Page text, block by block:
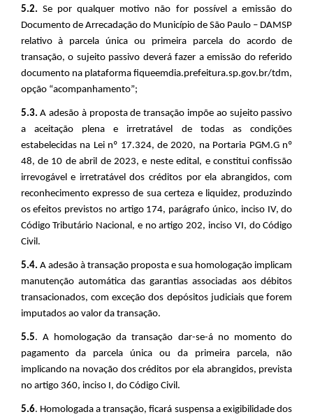
5.2. Se por qualquer motivo não for possível a emissão do
Documento de Arrecadação do Município de São Paulo – DAMSP
relativo à parcela única ou primeira parcela do acordo de
transação, o sujeito passivo deverá fazer a emissão do referido
documento na plataforma fiqueemdia.prefeitura.sp.gov.br/tdm,
opção “acompanhamento”;
5.3. A adesão à proposta de transação impõe ao sujeito passivo
a aceitação plena e irretratável de todas as condições
estabelecidas na Lei nº 17.324, de 2020, na Portaria PGM.G nº
48, de 10 de abril de 2023, e neste edital, e constitui confissão
irrevogável e irretratável dos créditos por ela abrangidos, com
reconhecimento expresso de sua certeza e liquidez, produzindo
os efeitos previstos no artigo 174, parágrafo único, inciso IV, do
Código Tributário Nacional, e no artigo 202, inciso VI, do Código
Civil.
5.4. A adesão à transação proposta e sua homologação implicam
manutenção automática das garantias associadas aos débitos
transacionados, com exceção dos depósitos judiciais que forem
imputados ao valor da transação.
5.5. A homologação da transação dar-se-á no momento do
pagamento da parcela única ou da primeira parcela, não
implicando na novação dos créditos por ela abrangidos, prevista
no artigo 360, inciso I, do Código Civil.
5.6. Homologada a transação, ficará suspensa a exigibilidade dos